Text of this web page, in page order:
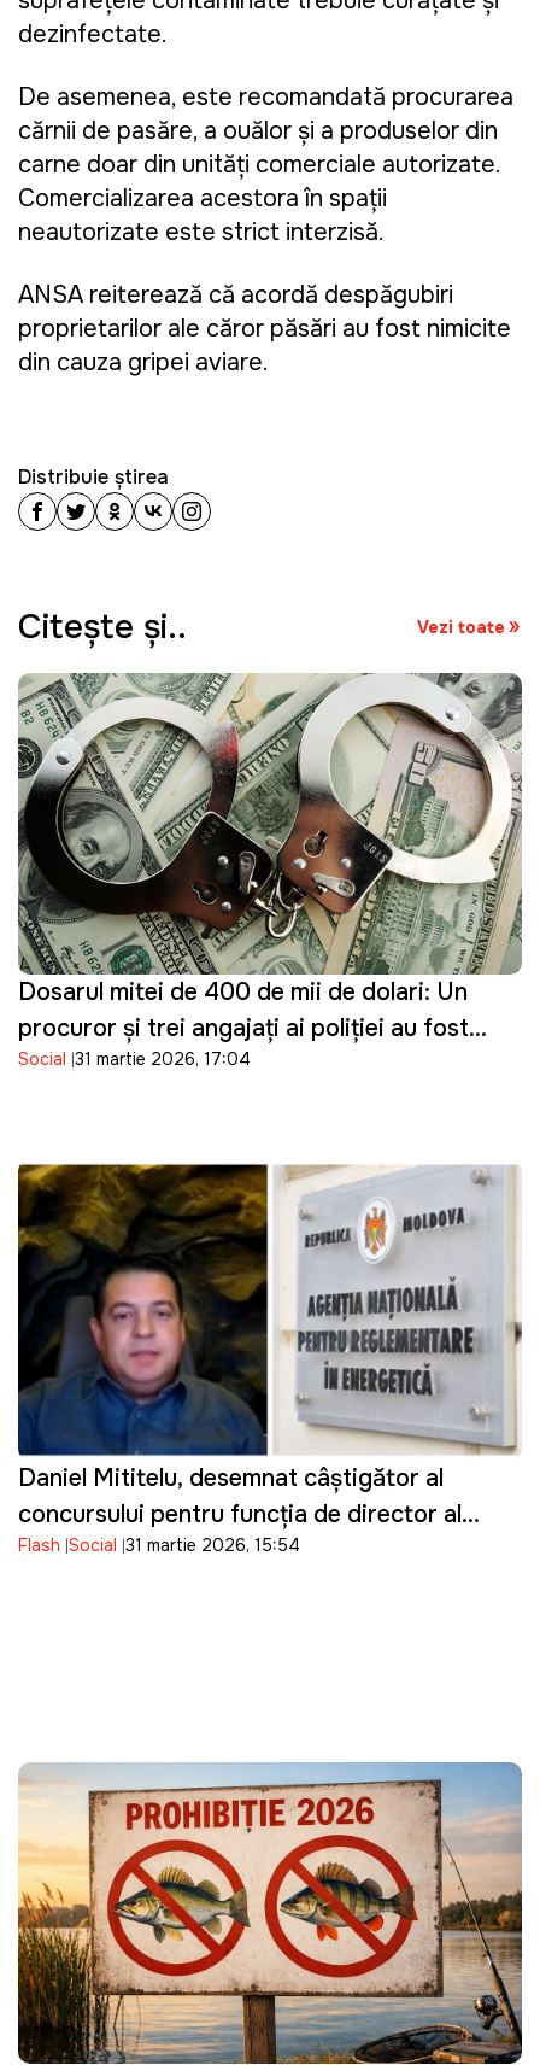
dezinfectate.
De asemenea, este recomandată procurarea
cărnii de pasăre, a ouălor și a produselor din
carne doar din unități comerciale autorizate.
Comercializarea acestora în spații
neautorizate este strict interzisă.
ANSA reiterează că acordă despăgubiri
proprietarilor ale căror păsări au fost nimicite
din cauza gripei aviare.
Distribuie știrea
Citeşte şi.. Vezi toate
Dosarul mitei de 400 de mii de dolari: Un
procuror și trei angajați ai poliției au fost
reținuți
Social 31 martie 2026, 17:04
Daniel Mititelu, desemnat câștigător al
concursului pentru funcția de director al
ANRE
Flash Social 31 martie 2026, 15:54